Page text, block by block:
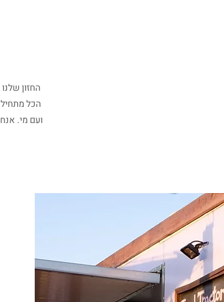
החזון
הכל
ועם מי.